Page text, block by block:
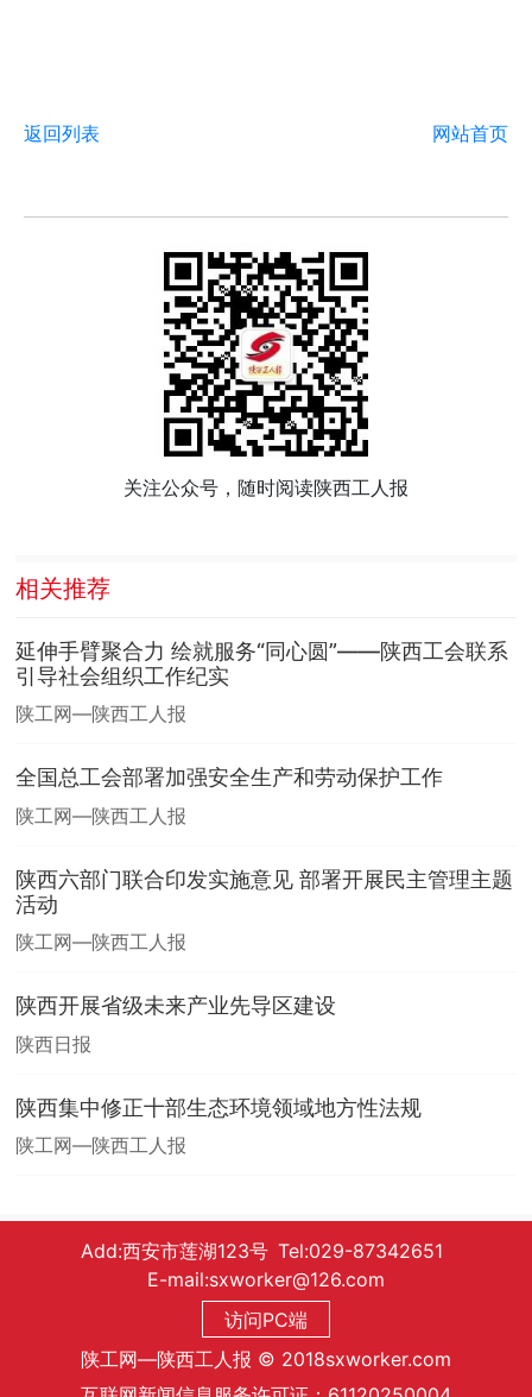
返回列表 网站首页
关注公众号，随时阅读陕西工人报
相关推荐
延伸手臂聚合力 绘就服务“同心圆”——陕西工会联系
引导社会组织工作纪实
陕工网—陕西工人报
全国总工会部署加强安全生产和劳动保护工作
陕工网—陕西工人报
陕西六部门联合印发实施意见 部署开展民主管理主题
活动
陕工网—陕西工人报
陕西开展省级未来产业先导区建设
陕西日报
陕西集中修正十部生态环境领域地方性法规
陕工网—陕西工人报
Add:西安市莲湖123号 Tel:029-87342651
E-mail:sxworker@126.com
访问PC端
陕工网—陕西工人报 © 2018sxworker.com